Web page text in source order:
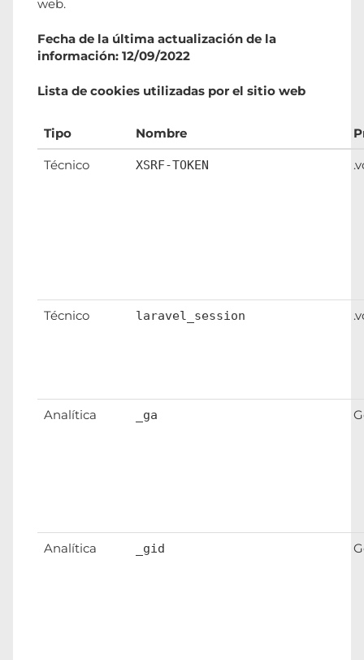
web.
Fecha de la última actualización de la
información: 12/09/2022
Lista de cookies utilizadas por el sitio web
Tipo Nombre
Técnico XSRF-TOKEN
Técnico laravel_session
Analítica _ga
Analítica _gid